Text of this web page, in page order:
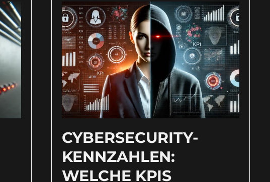
CYBERSECURITY-
KENNZAHLEN:
WELCHE KPIS